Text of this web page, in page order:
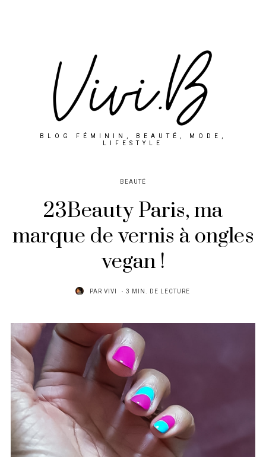
BLOG FÉMININ, BEAUTÉ, MODE,
LIFESTYLE
BEAUTÉ
23Beauty Paris, ma
marque de vernis à ongles
vegan !
PAR VIVI 3 MIN. DE LECTURE